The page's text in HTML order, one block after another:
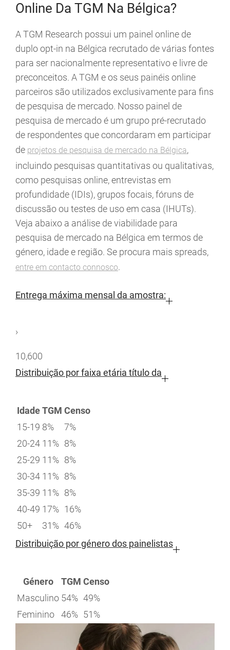
Online Da TGM Na Bélgica?
A TGM Research possui um painel online de
duplo opt-in na Bélgica recrutado de várias fontes
para ser nacionalmente representativo e livre de
preconceitos. A TGM e os seus painéis online
parceiros são utilizados exclusivamente para fins
de pesquisa de mercado. Nosso painel de
pesquisa de mercado é um grupo pré-recrutado
de respondentes que concordaram em participar
de projetos de pesquisa de mercado na Bélgica,
incluindo pesquisas quantitativas ou qualitativas,
como pesquisas online, entrevistas em
profundidade (IDIs), grupos focais, fóruns de
discussão ou testes de uso em casa (IHUTs).
Veja abaixo a análise de viabilidade para
pesquisa de mercado na Bélgica em termos de
género, idade e região. Se procura mais spreads,
entre em contacto connosco.
Entrega máxima mensal da amostra:
›
10,600
Distribuição por faixa etária título da
IdadeTGM Censo
15-19 8%
7%
20-24 11% 8%
25-29 11% 8%
30-34 11% 8%
35-39 11% 8%
40-49 17% 16%
50+
31% 46%
Distribuição por género dos painelistas
Género TGM Censo
Masculino 54% 49%
Feminino
46% 51%